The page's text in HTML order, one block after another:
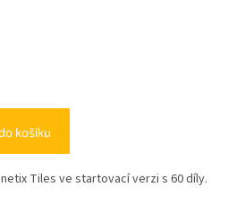
košíku
Tiles ve startovací verzi s 60 díly.